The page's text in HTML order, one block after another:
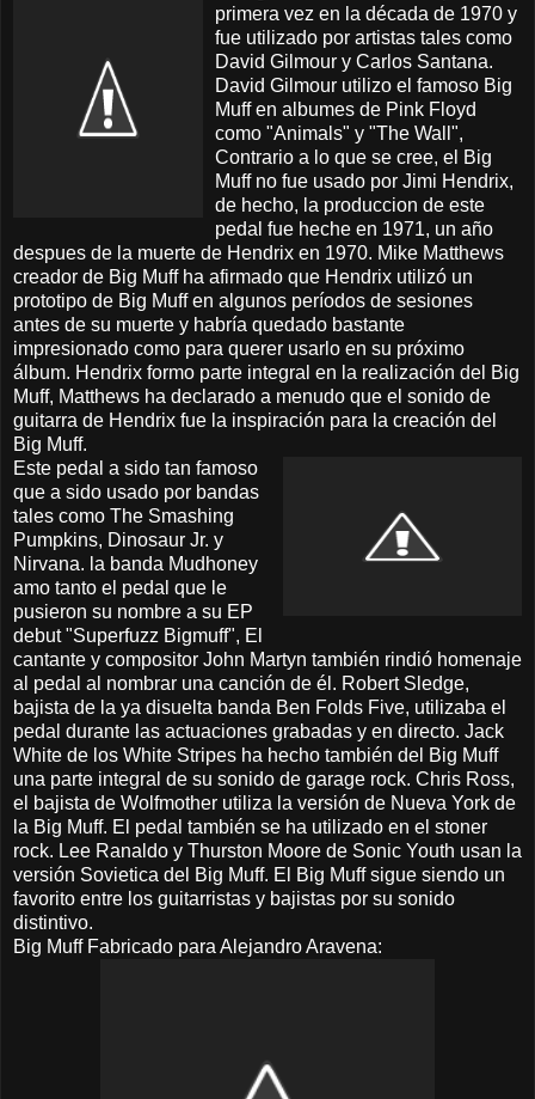
primera vez en la década de 1970 y
fue utilizado por artistas tales como
David Gilmour y Carlos Santana.
David Gilmour utilizo el famoso Big
Muff en albumes de Pink Floyd
como "Animals" y "The Wall",
Contrario a lo que se cree, el Big
Muff no fue usado por Jimi Hendrix,
de hecho, la produccion de este
pedal fue heche en 1971, un año
despues de la muerte de Hendrix en 1970. Mike Matthews
creador de Big Muff ha afirmado que Hendrix utilizó un
prototipo de Big Muff en algunos períodos de sesiones
antes de su muerte y habría quedado bastante
impresionado como para querer usarlo en su próximo
álbum. Hendrix formo parte integral en la realización del Big
Muff, Matthews ha declarado a menudo que el sonido de
guitarra de Hendrix fue la inspiración para la creación del
Big Muff.
Este pedal a sido tan famoso
que a sido usado por bandas
tales como The Smashing
Pumpkins, Dinosaur Jr. y
Nirvana. la banda Mudhoney
amo tanto el pedal que le
pusieron su nombre a su EP
debut "Superfuzz Bigmuff", El
cantante y compositor John Martyn también rindió homenaje
al pedal al nombrar una canción de él. Robert Sledge,
bajista de la ya disuelta banda Ben Folds Five, utilizaba el
pedal durante las actuaciones grabadas y en directo. Jack
White de los White Stripes ha hecho también del Big Muff
una parte integral de su sonido de garage rock. Chris Ross,
el bajista de Wolfmother utiliza la versión de Nueva York de
la Big Muff. El pedal también se ha utilizado en el stoner
rock. Lee Ranaldo y Thurston Moore de Sonic Youth usan la
versión Sovietica del Big Muff. El Big Muff sigue siendo un
favorito entre los guitarristas y bajistas por su sonido
distintivo.
Big Muff Fabricado para Alejandro Aravena: